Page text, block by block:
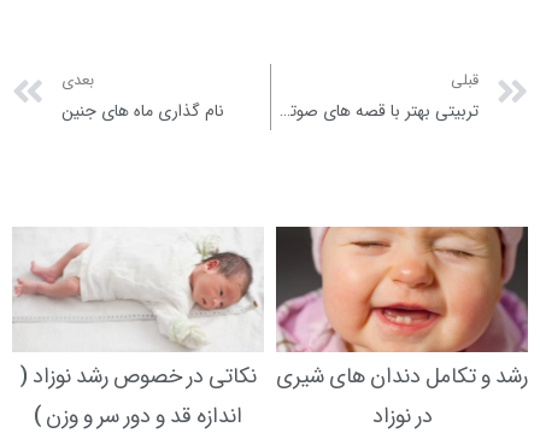
قبلی
تربیتی بهتر با قصه های صوتی کودکانه
بعدی
نام گذاری ماه های جنین
رشد و تکامل دندان های شیری
در نوزاد
نکاتی در خصوص رشد نوزاد (
اندازه قد و دور سر و وزن )